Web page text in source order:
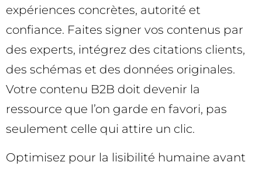
expériences concrètes, autorité et
confiance. Faites signer vos contenus par
des experts, intégrez des citations clients,
des schémas et des données originales.
Votre contenu B2B doit devenir la
ressource que l’on garde en favori, pas
seulement celle qui attire un clic.
Optimisez pour la lisibilité humaine avant